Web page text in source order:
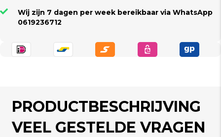
Wij zijn 7 dagen per week bereikbaar via WhatsApp
0619236712
PRODUCTBESCHRIJVING
VEEL GESTELDE VRAGEN